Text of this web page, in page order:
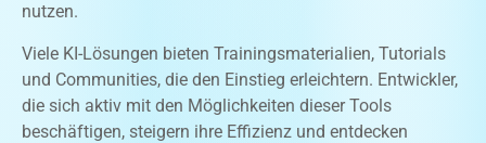
nutzen.
Viele KI-Lösungen bieten Trainingsmaterialien, Tutorials
und Communities, die den Einstieg erleichtern. Entwickler,
die sich aktiv mit den Möglichkeiten dieser Tools
beschäftigen, steigern ihre Effizienz und entdecken